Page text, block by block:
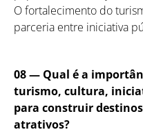
O fortalecimento do
parceria entre iniciativa
08 — Qual é a
turismo, cultura,
para construir
atrativos?